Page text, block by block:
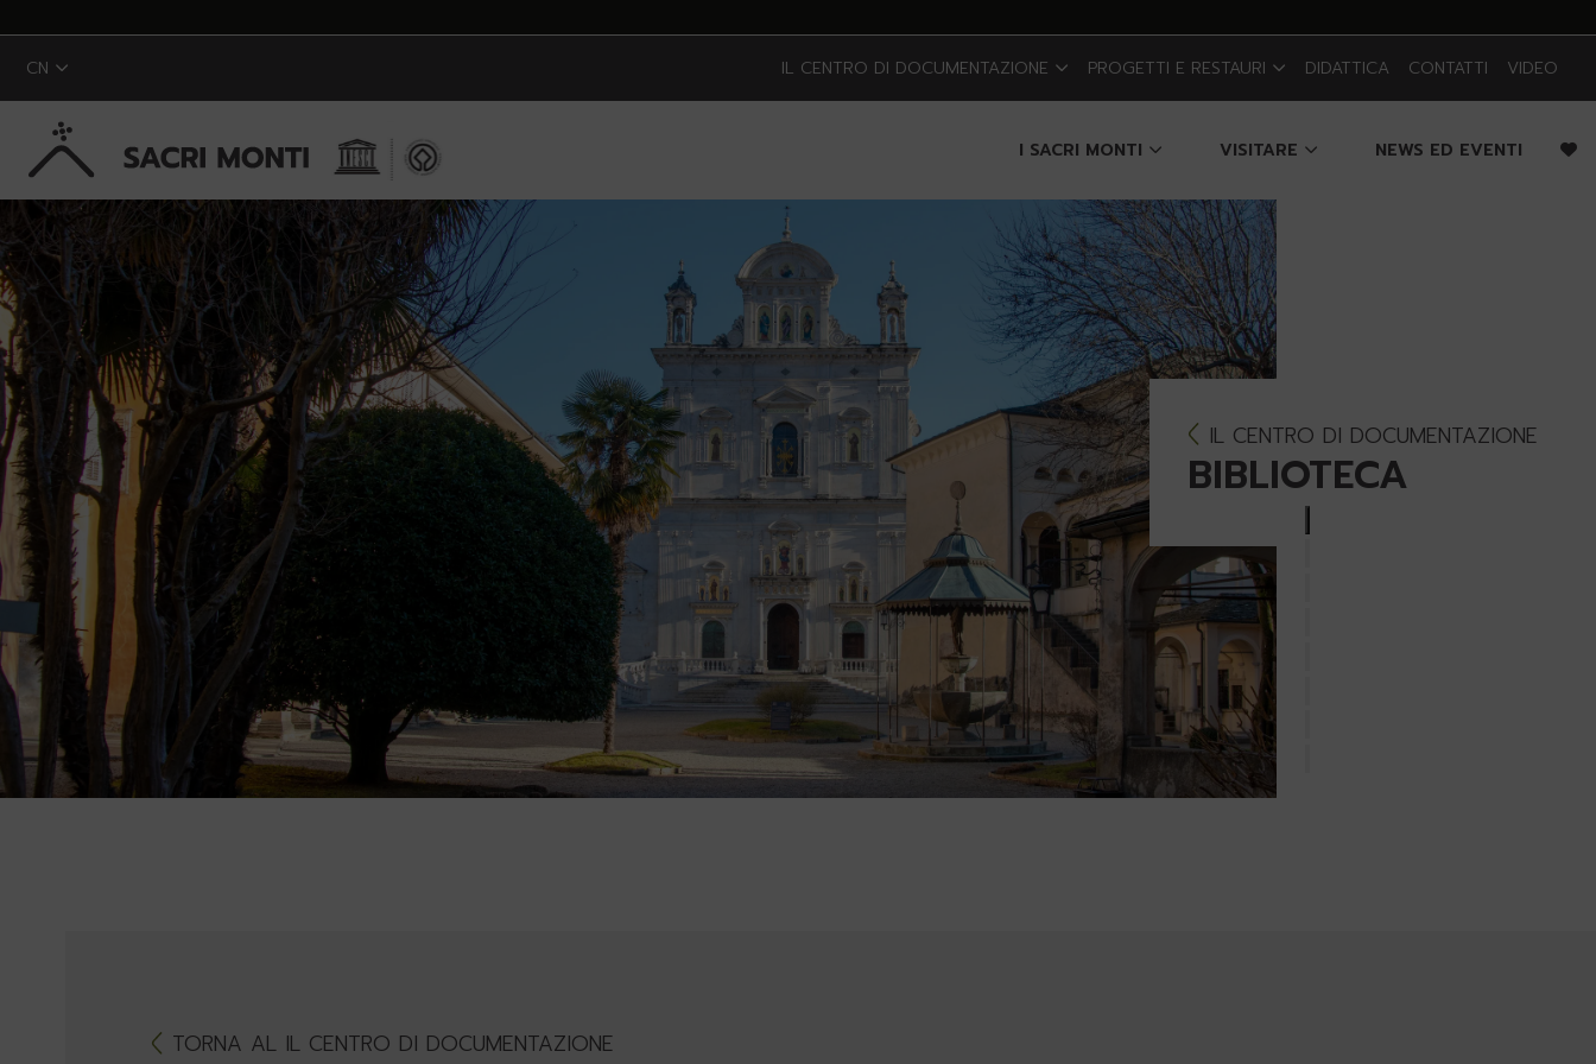
跳转到主内容
CN IL CENTRO DI DOCUMENTAZIONE PROGETTI E RESTAURI DIDATTICA CONTATTI VIDEO
I SACRI MONTI VISITARE NEWS ED EVENTI
IL CENTRO DI DOCUMENTAZIONE
BIBLIOTECA
TORNA AL IL CENTRO DI DOCUMENTAZIONE